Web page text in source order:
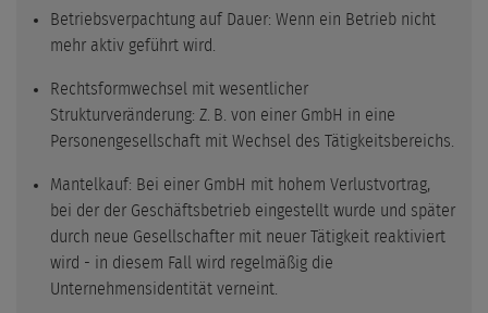
Betriebsverpachtung auf Dauer: Wenn ein Betrieb nicht
mehr aktiv geführt wird.
Rechtsformwechsel mit wesentlicher
Strukturveränderung: Z. B. von einer GmbH in eine
Personengesellschaft mit Wechsel des Tätigkeitsbereichs.
Mantelkauf: Bei einer GmbH mit hohem Verlustvortrag,
bei der der Geschäftsbetrieb eingestellt wurde und später
durch neue Gesellschafter mit neuer Tätigkeit reaktiviert
wird - in diesem Fall wird regelmäßig die
Unternehmensidentität verneint.